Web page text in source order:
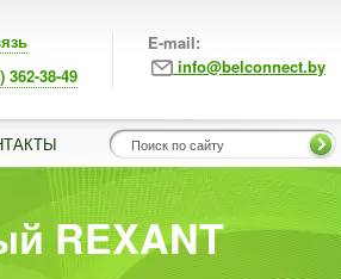
362-38-49
E-mail:
info@belconnect.by
REXANT